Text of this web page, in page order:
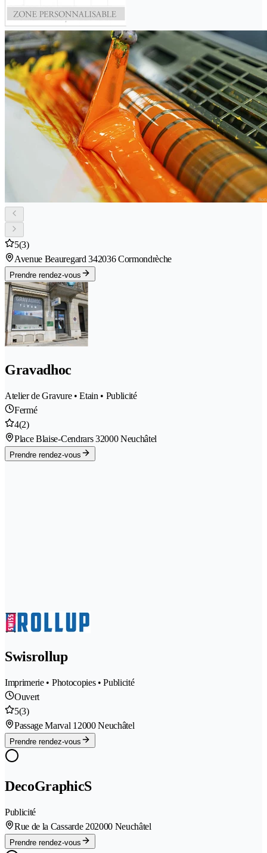
5(3)
Avenue Beauregard 342036 Cormondrèche
Prendre rendez-vous
Gravadhoc
Atelier de Gravure • Etain • Publicité
Fermé
4(2)
Place Blaise-Cendrars 32000 Neuchâtel
Prendre rendez-vous
Swisrollup
Imprimerie • Photocopies • Publicité
Ouvert
5(3)
Passage Marval 1 2000 Neuchâtel
Prendre rendez-vous
DecoGraphicS
Publicité
Rue de la Cassarde 202000 Neuchâtel
Prendre rendez-vous